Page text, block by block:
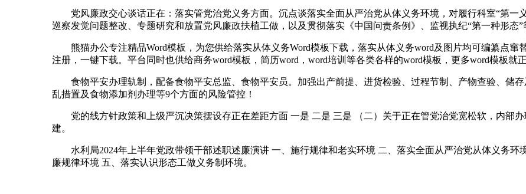
党风廉政交心谈话正在：落实管党治党义务方面。沉点谈落实全面从严治党从体义务环境，对履行科室“第一
巡察发觉问题整改、专题研究和放置党风廉政扶植工做，以及贯彻落实《中国问责条例》、监视执纪“第一种形态”
熊猫办公专注精品Word模板，为您供给落实从体义务Word模板下载，落实从体义务word及图片均可编纂点窜
注册，一键下载。平台同时也供给商务word模板，简历word，word培训等各类各样的word模板，更多word模板就
食物平安办理轨制，配备食物平安总监、食物平安员。加强出产前提、进货检验、过程节制、产物查验、储
乱措置及食物添加剂办理等9个方面的风险管控！
党的线方针政策和上级严沉决策摆设存正在差距方面 一是 二是 三是 （二）关于正在管党治党宽松软，内部办
建。
水利局2024年上半年党政带领干部述职述廉演讲 一、施行规律和老实环境 二、落实全面从严治党从体义务环
廉规律环境 五、落实认识形态工做义务制环境。